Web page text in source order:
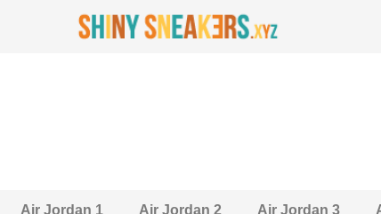
Air Jordan 1 Air Jordan 2 Air Jordan 3